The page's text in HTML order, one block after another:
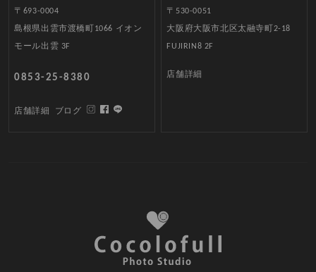
〒693-0004
島根県出雲市渡橋町1066 イオン
モール出雲 3F
0853-25-8380
店舗詳細 ブログ
〒530-0051
大阪府大阪市北区太融寺町2-18
FUJIRIN8 2F
店舗詳細